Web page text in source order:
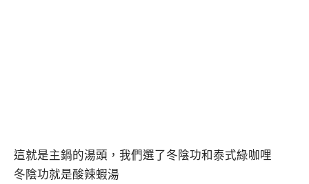
這就是主鍋的湯頭，我們選了冬陰功和泰式綠咖哩
冬陰功就是酸辣蝦湯